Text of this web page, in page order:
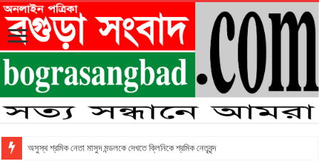
অসুস্থ শ্রমিক নেতা মাসুদ মন্ডলকে দেখতে ক্লিনিকে শ্রমিক নেতৃবৃন্দ